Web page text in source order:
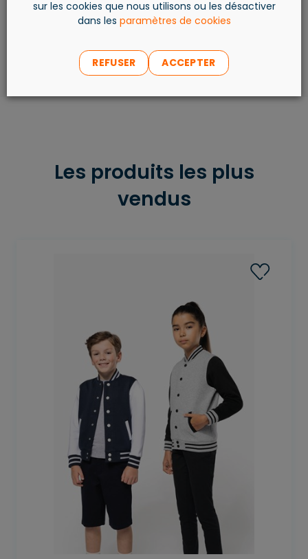
AJOUTER AU PANIER
Les produits les plus
vendus
sur les cookies que nous utilisons ou les désactiver
dans les paramètres de cookies
REFUSER ACCEPTER